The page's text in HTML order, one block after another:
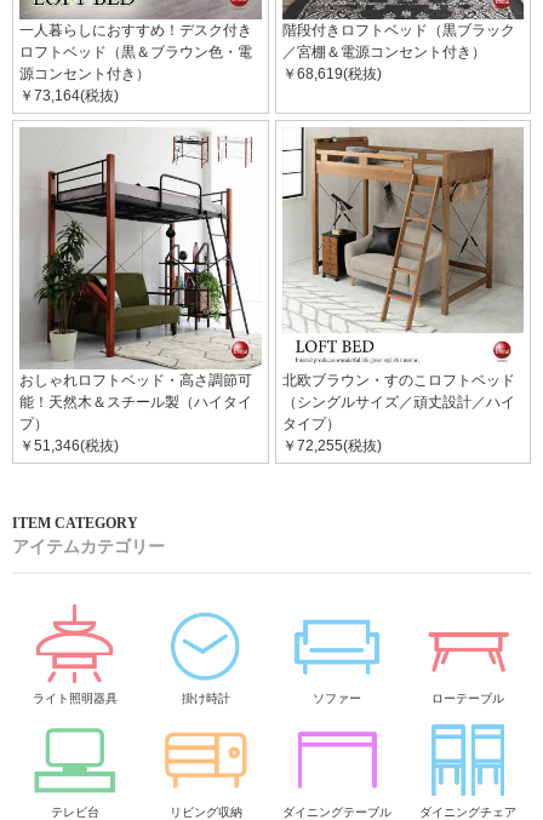
一人暮らしにおすすめ！デスク付き
ロフトベッド（黒＆ブラウン色・電
源コンセント付き）
￥73,164(税抜)
階段付きロフトベッド（黒ブラック
／宮棚＆電源コンセント付き）
￥68,619(税抜)
おしゃれロフトベッド・高さ調節可
能！天然木＆スチール製（ハイタイ
プ）
￥51,346(税抜)
北欧ブラウン・すのこロフトベッド
（シングルサイズ／頑丈設計／ハイ
タイプ）
￥72,255(税抜)
アイテムカテゴリー
ライト照明器具 掛け時計 ソファー ローテーブル
テレビ台 リビング収納 ダイニングテーブル ダイニングチェア